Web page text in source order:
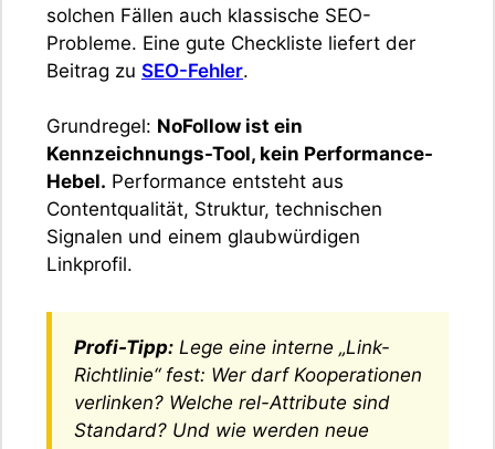
solchen Fällen auch klassische SEO-
Probleme. Eine gute Checkliste liefert der
Beitrag zu SEO-Fehler.
Grundregel: NoFollow ist ein
Kennzeichnungs-Tool, kein Performance-
Hebel. Performance entsteht aus
Contentqualität, Struktur, technischen
Signalen und einem glaubwürdigen
Linkprofil.
Profi-Tipp: Lege eine interne „Link-
Richtlinie“ fest: Wer darf Kooperationen
verlinken? Welche rel-Attribute sind
Standard? Und wie werden neue